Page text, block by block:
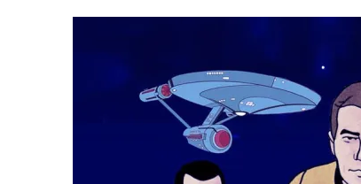
| BALDE DO ODO #122 CHILDREN OF TIME